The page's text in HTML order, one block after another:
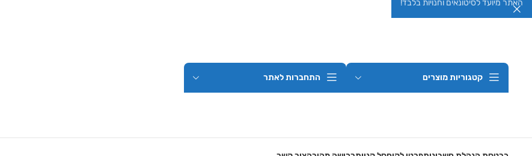
קטגוריות מוצרים התחברות לאתר
האתר מיועד לסיטונאים וחנויות בלבד!